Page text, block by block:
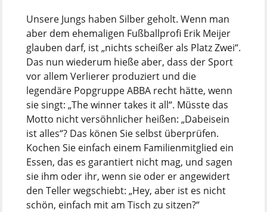
Unsere Jungs haben Silber geholt. Wenn man
aber dem ehemaligen Fußballprofi Erik Meijer
glauben darf, ist „nichts scheißer als Platz Zwei“.
Das nun wiederum hieße aber, dass der Sport
vor allem Verlierer produziert und die
legendäre Popgruppe ABBA recht hätte, wenn
sie singt: „The winner takes it all“. Müsste das
Motto nicht versöhnlicher heißen: „Dabeisein
ist alles“? Das könen Sie selbst überprüfen.
Kochen Sie einfach einem Familienmitglied ein
Essen, das es garantiert nicht mag, und sagen
sie ihm oder ihr, wenn sie oder er angewidert
den Teller wegschiebt: „Hey, aber ist es nicht
schön, einfach mit am Tisch zu sitzen?“